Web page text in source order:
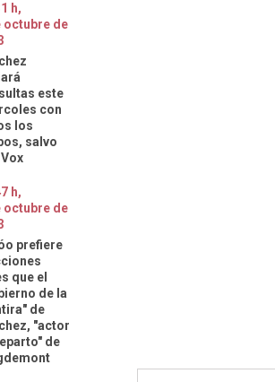
h,
octubre de
este
con
los
salvo
h,
octubre de
prefiere
que el
de la
de
"actor
de